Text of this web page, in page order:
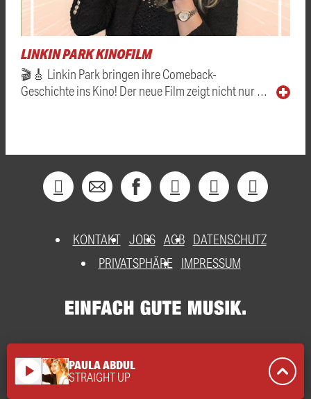
LINKIN PARK KINOFILM
🎬🎸 Linkin Park bringen ihre Comeback-
Geschichte ins Kino! Der neue Film zeigt nicht nur …
KONTAKT JOBS AGB DATENSCHUTZ
PRIVATSPHÄRE
IMPRESSUM
play_arrow PAULA ABDUL
STRAIGHT UP